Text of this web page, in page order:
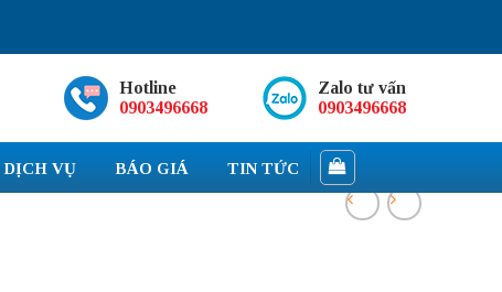
Hotline
0903496668
Zalo tư vấn
0903496668
DỊCH VỤ BÁO GIÁ TIN TỨC